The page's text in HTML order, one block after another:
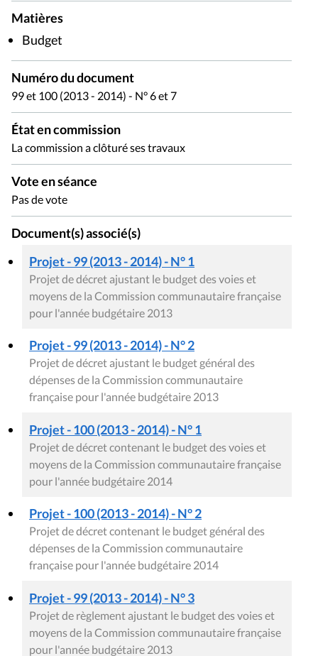
Matières
Budget
Numéro du document
99 et 100 (2013 - 2014) - N° 6 et 7
État en commission
La commission a clôturé ses travaux
Vote en séance
Pas de vote
Document(s) associé(s)
Projet - 99 (2013 - 2014) - N° 1
Projet de décret ajustant le budget des voies et
moyens de la Commission communautaire française
pour l'année budgétaire 2013
Projet - 99 (2013 - 2014) - N° 2
Projet de décret ajustant le budget général des
dépenses de la Commission communautaire
française pour l'année budgétaire 2013
Projet - 100 (2013 - 2014) - N° 1
Projet de décret contenant le budget des voies et
moyens de la Commission communautaire française
pour l'année budgétaire 2014
Projet - 100 (2013 - 2014) - N° 2
Projet de décret contenant le budget général des
dépenses de la Commission communautaire
française pour l'année budgétaire 2014
Projet - 99 (2013 - 2014) - N° 3
Projet de règlement ajustant le budget des voies et
moyens de la Commission communautaire française
pour l'année budgétaire 2013